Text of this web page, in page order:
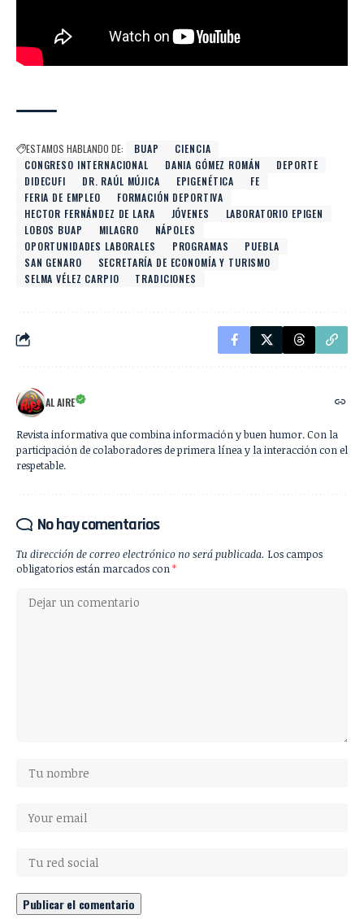
ESTAMOS HABLANDO DE: BUAP
CIENCIA
CONGRESO INTERNACIONAL
DANIA GÓMEZ ROMÁN
DEPORTE
DIDECUFI
DR. RAÚL MÚJICA EPIGENÉTICA
FE
FERIA DE EMPLEO
FORMACIÓN DEPORTIVA
HECTOR FERNÁNDEZ DE LARA
JÓVENES
LABORATORIO EPIGEN
LOBOS BUAP
MILAGRO
NÁPOLES
OPORTUNIDADES LABORALES
PROGRAMAS
PUEBLA
SAN GENARO
SECRETARÍA DE ECONOMÍA Y TURISMO
SELMA VÉLEZ CARPIO
TRADICIONES
AL AIRE
Revista informativa que combina información y buen humor. Con la
participación de colaboradores de primera línea y la interacción con el
respetable.
No hay comentarios
Tu dirección de correo electrónico no será publicada. Los campos
obligatorios están marcados con*